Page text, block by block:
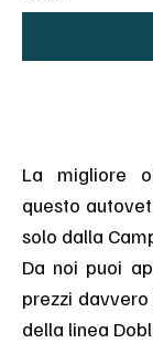
La migliore offerta Fiat
questo autovettura Doblò Van nuova le
solo dalla
Da noi puoi
prezzi davvero
della linea